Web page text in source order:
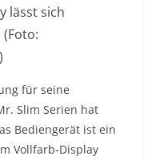
lässt sich
für seine
Slim Serien hat
Bediengerät ist ein
Vollfarb-Display